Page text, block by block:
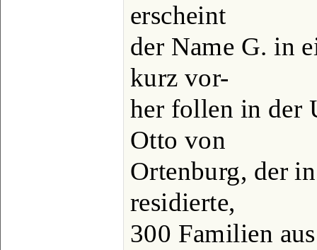
erscheint
der Name G. in
kurz vor-
her follen in der
Otto von
Ortenburg, der
residierte,
300 Familien